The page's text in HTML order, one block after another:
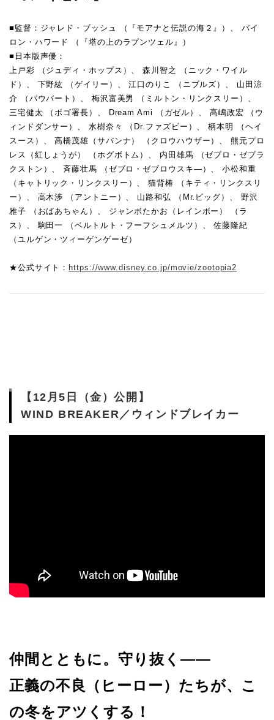
■監督：ジャレド・ブッシュ （『モアナと伝説の海２』）、 バイ
ロン・ハワード （『塔の上のラプンツェル』）
■日本版声優：
上戸彩 （ジュディ・ホップス）、 森川智之 （ニック・ワイル
ド）、 下野紘 （ゲイリー）、 江口のりこ （ニブルズ）、 山田涼
介 （パウバート）、 梅沢富美男 （ミルトン・リンクスリー）、
三宅健太 （ボゴ署長）、 Dream Ami （ガゼル）、 髙嶋政宏 （ウ
ィンドダンサー）、 水樹奈々 （Dr.ファズビー）、 柄本明 （ヘイ
スース）、 高橋茂雄（サバンナ） （クロウハウザー）、 熊元プロ
レス（紅しょうが） （ホグボトム）、 内田雄馬 （ゼブロ・ゼブラ
クストン）、 斉藤壮馬 （ゼブロ・ゼブロウスキ―）、 小松和重
（キャトリック・リンクスリー）、 猫背椿 （キティ・リンクスリ
ー）、 高木渉 （アントニー）、 山路和弘 （Mr.ビッグ）、 野沢
雅子 （おばあちゃん）、 ジャンボたかお（レインボー） （ラ
ス）、 駒田一 （ベルトルト・フーフシュメルツ）、 佐藤隆紀
（ユルゲン・ツィーゲンゲーゼ）
★公式サイト： https://www.disney.co.jp/movie/zootopia2
【12月5日（金）公開】
WIND BREAKER／ウィンドブレイカー
仲間とともに。守り抜く——
正義の不良（ヒーロー）たちが、こ
の冬をアツくする！